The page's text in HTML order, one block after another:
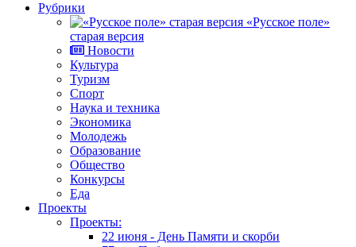
Рубрики
«Русское поле»
старая версия
Новости
Культура
Туризм
Спорт
Наука и техника
Экономика
Молодежь
Образование
Общество
Конкурсы
Еда
Проекты
Проекты:
22 июня - День Памяти и скорби